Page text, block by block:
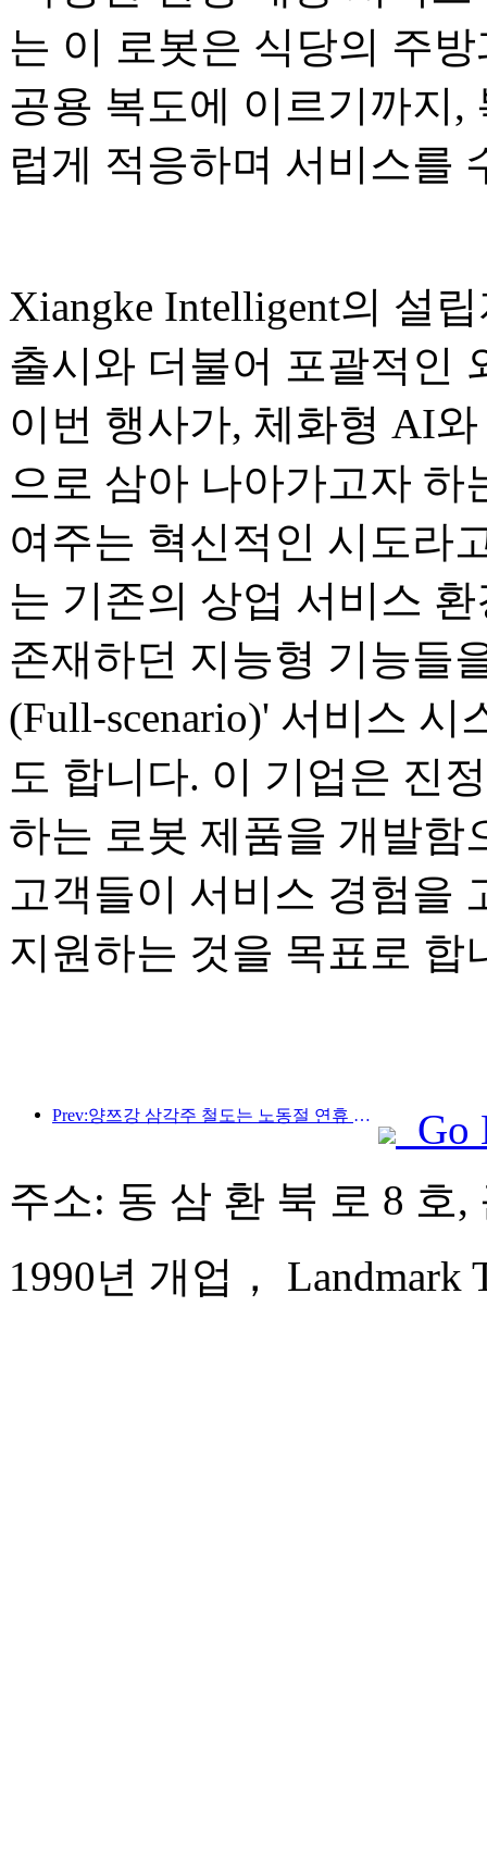
는 이 로봇은 식당의 주
공용 복도에 이르기까지,
럽게 적응하며 서비스를
Xiangke Intelligent의 설
출시와 더불어 포괄적인
이번 행사가, 체화형 AI
으로 삼아 나아가고자
여주는 혁신적인 시도라
는 기존의 상업 서비스
존재하던 지능형 기능들
(Full-scenario)' 서비스
도 합니다. 이 기업은 진
하는 로봇 제품을 개발함
고객들이 서비스 경험을
지원하는 것을 목표로 합
Prev:양쯔강 삼각주 철도는 노동절 연휴 기간 동안 2,138만 명이 넘는 승객을 수송했습니다.
Go
주소: 동 삼 환 북 로 8 호,
1990년 개업， Landmark